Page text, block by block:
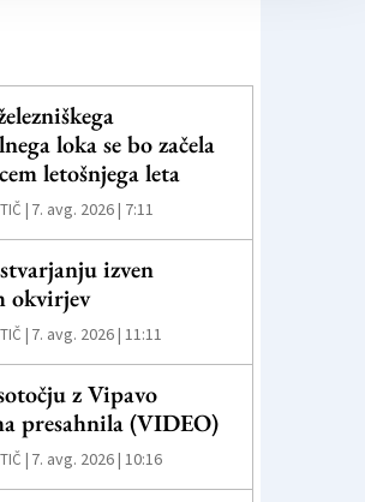
loka se bo začela
letošnjega leta
| 7. avg. 2026 | 7:11
izven
okvirjev
| 7. avg. 2026 | 11:11
z Vipavo
presahnila (VIDEO)
| 7. avg. 2026 | 10:16